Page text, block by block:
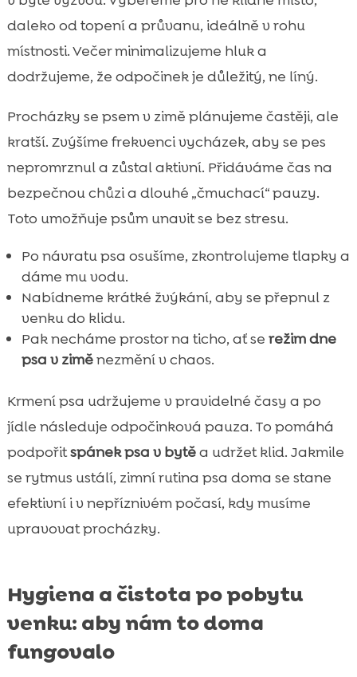
daleko od topení a průvanu, ideálně v rohu
místnosti. Večer minimalizujeme hluk a
dodržujeme, že odpočinek je důležitý, ne líný.
Procházky se psem v zimě plánujeme častěji, ale
kratší. Zvýšíme frekvenci vycházek, aby se pes
nepromrznul a zůstal aktivní. Přidáváme čas na
bezpečnou chůzi a dlouhé „čmuchací“ pauzy.
Toto umožňuje psům unavit se bez stresu.
Po návratu psa osušíme, zkontrolujeme tlapky a
dáme mu vodu.
Nabídneme krátké žvýkání, aby se přepnul z
venku do klidu.
Pak necháme prostor na ticho, ať se režim dne
psa v ziměnezmění v chaos.
Krmení psa udržujeme v pravidelné časy a po
jídle následuje odpočinková pauza. To pomáhá
podpořitspánek psa v bytěa udržet klid. Jakmile
se rytmus ustálí, zimní rutina psa doma se stane
efektivní i v nepříznivém počasí, kdy musíme
upravovat procházky.
Hygiena a čistota po pobytu
venku: aby nám to doma
fungovalo